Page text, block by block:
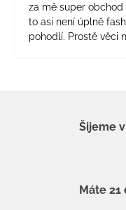
za mě super
to asi není úplně
pohodlí. Prostě věci
Šijeme v
Máte